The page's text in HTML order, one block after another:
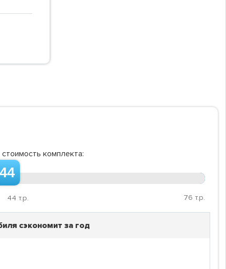
стоимость комплекта:
44
44 т.р. 76 т.р.
сэкономит за год